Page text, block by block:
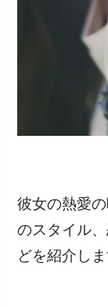
彼女の熱愛
のスタイル
どを紹介しま